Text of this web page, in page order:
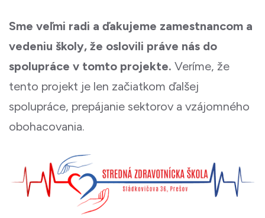
Sme veľmi radi a ďakujeme zamestnancom a
vedeniu školy, že oslovili práve nás do
spolupráce v tomto projekte. Veríme, že
tento projekt je len začiatkom ďalšej
spolupráce, prepájanie sektorov a vzájomného
obohacovania.